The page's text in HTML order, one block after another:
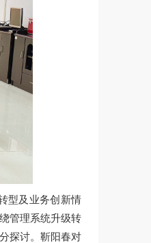
型及业务创新情
管理系统升级转
探讨。靳阳春对